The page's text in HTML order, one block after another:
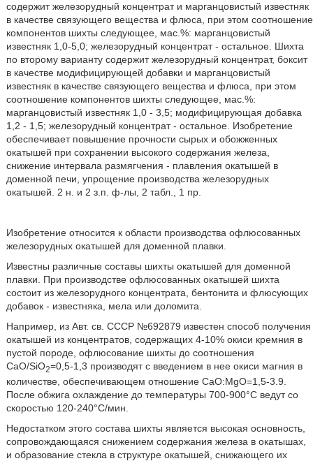
содержит железорудный концентрат и марганцовистый известняк
в качестве связующего вещества и флюса, при этом соотношение
компонентов шихты следующее, мас.%: марганцовистый
известняк 1,0-5,0; железорудный концентрат - остальное. Шихта
по второму варианту содержит железорудный концентрат, боксит
в качестве модифицирующей добавки и марганцовистый
известняк в качестве связующего вещества и флюса, при этом
соотношение компонентов шихты следующее, мас.%:
марганцовистый известняк 1,0 - 3,5; модифицирующая добавка
1,2 - 1,5; железорудный концентрат - остальное. Изобретение
обеспечивает повышение прочности сырых и обожженных
окатышей при сохранении высокого содержания железа,
снижение интервала размягчения - плавления окатышей в
доменной печи, упрощение производства железорудных
окатышей. 2 н. и 2 з.п. ф-лы, 2 табл., 1 пр.
Изобретение относится к области производства офлюсованных
железорудных окатышей для доменной плавки.
Известны различные составы шихты окатышей для доменной
плавки. При производстве офлюсованных окатышей шихта
состоит из железорудного концентрата, бентонита и флюсующих
добавок - известняка, мела или доломита.
Например, из Авт. св. СССР №692879 известен способ получения
окатышей из концентратов, содержащих 4-10% окиси кремния в
пустой породе, офлюсование шихты до соотношения
CaO/SiO2=0,5-1,3 производят с введением в нее окиси магния в
количестве, обеспечивающем отношение CaO:MgO=1,5-3.9.
После обжига охлаждение до температуры 700-900°С ведут со
скоростью 120-240°С/мин.
Недостатком этого состава шихты является высокая основность,
сопровождающаяся снижением содержания железа в окатышах,
и образование стекла в структуре окатышей, снижающего их